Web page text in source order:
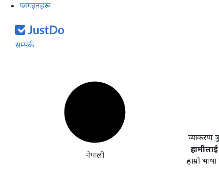
प्लगइनहरू
सम्पर्क
नेपाली
व्याकरण
हाम्रो